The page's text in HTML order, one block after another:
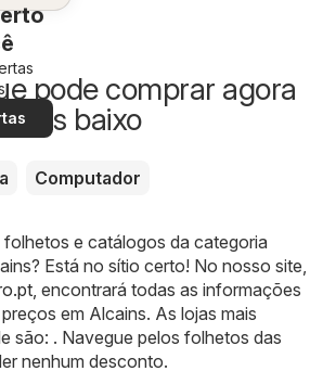
pode comprar agora
baixo
Computador
e catálogos da categoria
Está no sítio certo! No nosso site,
, encontrará todas as informações
em Alcains. As lojas mais
são: . Navegue pelos folhetos das
nenhum desconto.